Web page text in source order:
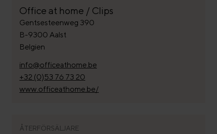
Office at home / Clips
Gentsesteenweg 390
B-9300 Aalst
Belgien
info@officeathome.be
+32 (0)53 76 73 20
www.officeathome.be/
ÅTERFÖRSÄLJARE